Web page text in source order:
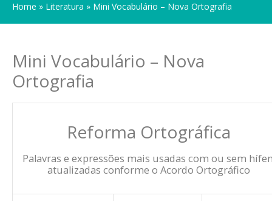
Home » Literatura » Mini Vocabulário – Nova Ortografia
Mini Vocabulário – Nova
Ortografia
Reforma Ortográfica
Palavras e expressões mais usadas com ou sem
atualizadas conforme o Acordo Ortográfico